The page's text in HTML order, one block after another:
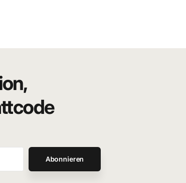
Abonnieren